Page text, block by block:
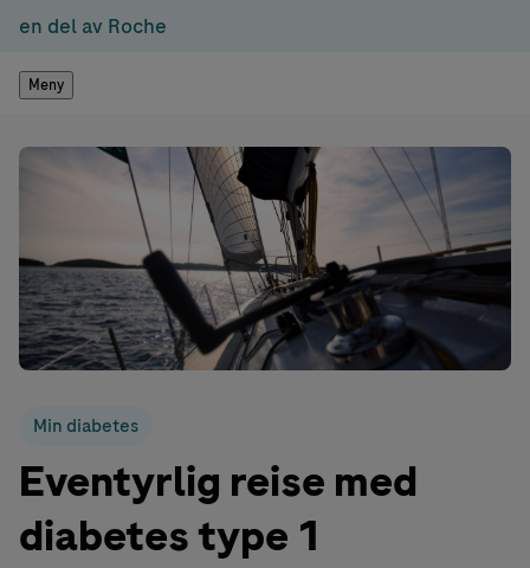
en del av Roche
Meny
Min diabetes
Eventyrlig reise med
diabetes type 1